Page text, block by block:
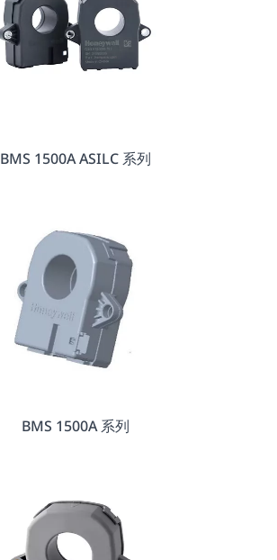
BMS 1500A ASILC 系列
BMS 1500A 系列